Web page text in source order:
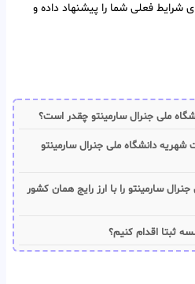
شرایط فعلی شما را پیشنهاد داده و
ملی جنرال سارمینتو چقدر است؟
شهریه دانشگاه ملی جنرال سارمینتو
سارمینتو را با ارز رایج همان کشور
ثبتا اقدام کنیم؟